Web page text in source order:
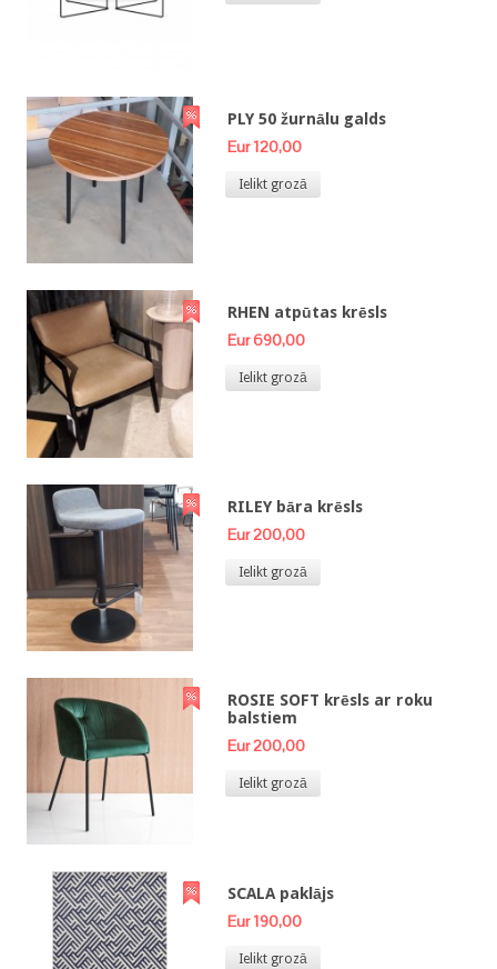
PLY 50 žurnālu galds
Eur 120,00
Ielikt grozā
RHEN atpūtas krēsls
Eur 690,00
Ielikt grozā
RILEY bāra krēsls
Eur 200,00
Ielikt grozā
ROSIE SOFT krēsls ar roku
balstiem
Eur 200,00
Ielikt grozā
SCALA paklājs
Eur 190,00
Ielikt grozā